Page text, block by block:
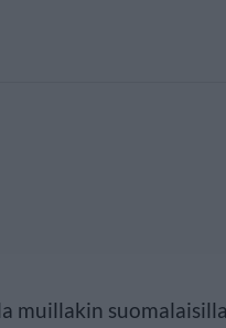
muillakin